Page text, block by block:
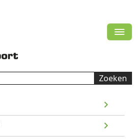
Zoeken
chevron_right
chevron_right